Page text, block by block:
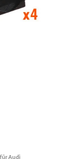
Audi